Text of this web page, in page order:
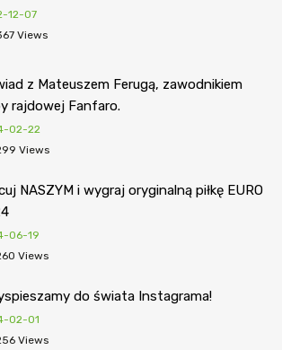
12-07
Views
z Mateuszem Ferugą, zawodnikiem
rajdowej Fanfaro.
02-22
Views
NASZYM i wygraj oryginalną piłkę EURO
06-19
Views
do świata Instagrama!
02-01
Views